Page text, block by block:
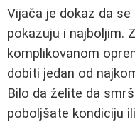
Vijača je dokaz da
pokazuju i najboljim.
komplikovanom
dobiti jedan od
Bilo da želite da
poboljšate kondiciju